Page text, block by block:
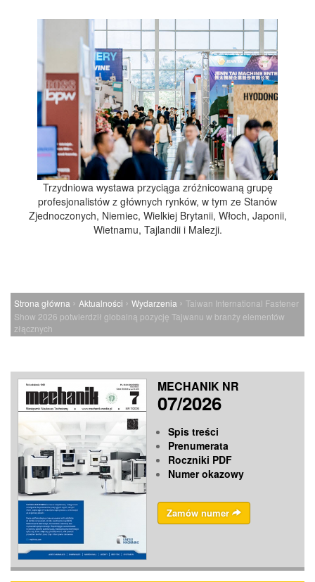
Trzydniowa wystawa przyciąga zróżnicowaną grupę
profesjonalistów z głównych rynków, w tym ze Stanów
Zjednoczonych, Niemiec, Wielkiej Brytanii, Włoch, Japonii,
Wietnamu, Tajlandii i Malezji.
Strona główna › Aktualności › Wydarzenia › Taiwan International Fastener
Show 2026 potwierdził globalną pozycję Tajwanu w branży elementów
złącznych
MECHANIK NR
07/2026
Spis treści
Prenumerata
Roczniki PDF
Numer okazowy
Zamów numer